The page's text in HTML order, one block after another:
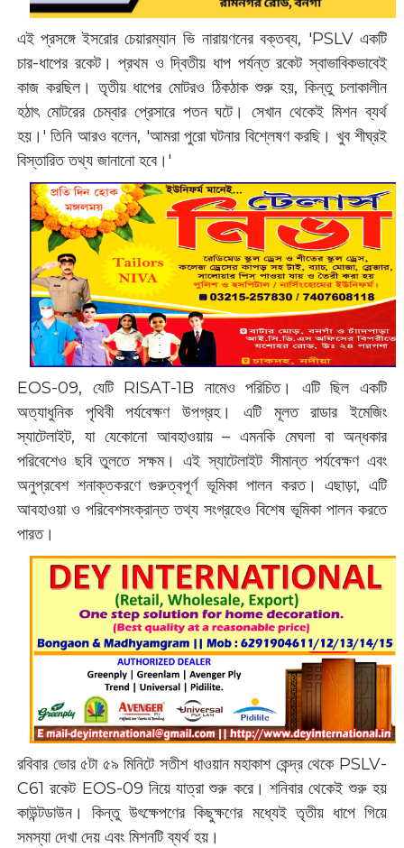
‌এই প্রসঙ্গে ইসরোর চেয়ারম্যান ভি নারায়ণনের বক্তব্য, 'PSLV একটি
চার-ধাপের রকেট। প্রথম ও দ্বিতীয় ধাপ পর্যন্ত রকেট স্বাভাবিকভাবেই
কাজ করছিল। তৃতীয় ধাপের মোটরও ঠিকঠাক শুরু হয়, কিন্তু চলাকালীন
হঠাৎ মোটরের চেম্বার প্রেসারে পতন ঘটে। সেখান থেকেই মিশন ব্যর্থ
হয়।' তিনি আরও বলেন, 'আমরা পুরো ঘটনার বিশ্লেষণ করছি। খুব শীঘ্রই
বিস্তারিত তথ্য জানানো হবে।'
‌EOS-09, যেটি RISAT-1B নামেও পরিচিত। এটি ছিল একটি
অত্যাধুনিক পৃথিবী পর্যবেক্ষণ উপগ্রহ। এটি মূলত রাডার ইমেজিং
স্যাটেলাইট, যা যেকোনো আবহাওয়ায় – এমনকি মেঘলা বা অন্ধকার
পরিবেশেও ছবি তুলতে সক্ষম। এই স্যাটেলাইট সীমান্ত পর্যবেক্ষণ এবং
অনুপ্রবেশ শনাক্তকরণে গুরুত্বপূর্ণ ভূমিকা পালন করত। এছাড়া, এটি
আবহাওয়া ও পরিবেশসংক্রান্ত তথ্য সংগ্রহেও বিশেষ ভূমিকা পালন করতে
পারত।
রবিবার ভোর ৫টা ৫৯ মিনিটে সতীশ ধাওয়ান মহাকাশ কেন্দ্র থেকে PSLV-
C61 রকেট EOS-09 নিয়ে যাত্রা শুরু করে। শনিবার থেকেই শুরু হয়
কাউন্টডাউন। কিন্তু উৎক্ষেপণের কিছুক্ষণের মধ্যেই তৃতীয় ধাপে গিয়ে
সমস্যা দেখা দেয় এবং মিশনটি ব্যর্থ হয়।